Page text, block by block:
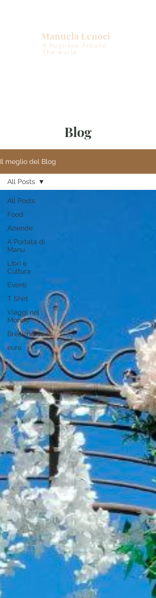
A Pugliese Around
The world
Manuela Lenoci
Blog
Il meglio del Blog
All Posts
Food
Aziende
A Portata di
Manu
Libri e
Cultura
Eventi
T Shirt
Viaggi nel
Mondo
BreakingNews
euro
All Posts